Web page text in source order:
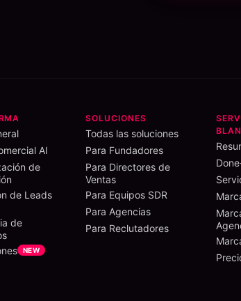
AI
de
de Leads
de
NEW
SOLUCIONES
Todas las soluciones
Para Fundadores
Para Directores de
Ventas
Para Equipos SDR
Para Agencias
Para Reclutadores